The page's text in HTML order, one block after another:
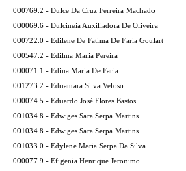
000769.2 - Dulce Da Cruz Ferreira Machado
000069.6 - Dulcineia Auxiliadora De Oliveira
000722.0 - Edilene De Fatima De Faria Goulart
000547.2 - Edilma Maria Pereira
000071.1 - Edina Maria De Faria
001273.2 - Ednamara Silva Veloso
000074.5 - Eduardo José Flores Bastos
001034.8 - Edwiges Sara Serpa Martins
001034.8 - Edwiges Sara Serpa Martins
001033.0 - Edylene Maria Serpa Da Silva
000077.9 - Efigenia Henrique Jeronimo